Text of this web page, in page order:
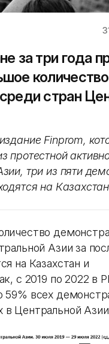
за три года
количество
стран
Finprom,
протестной
три из пяти
на
Азии за
на Казахстан и
с 2019 по 2022 в
59% всех
Центральной